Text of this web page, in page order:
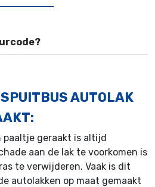
AUTOLAK
paaltje geraakt is altijd
aan de lak te voorkomen is
te verwijderen. Vaak is dit
autolakken op maat gemaakt